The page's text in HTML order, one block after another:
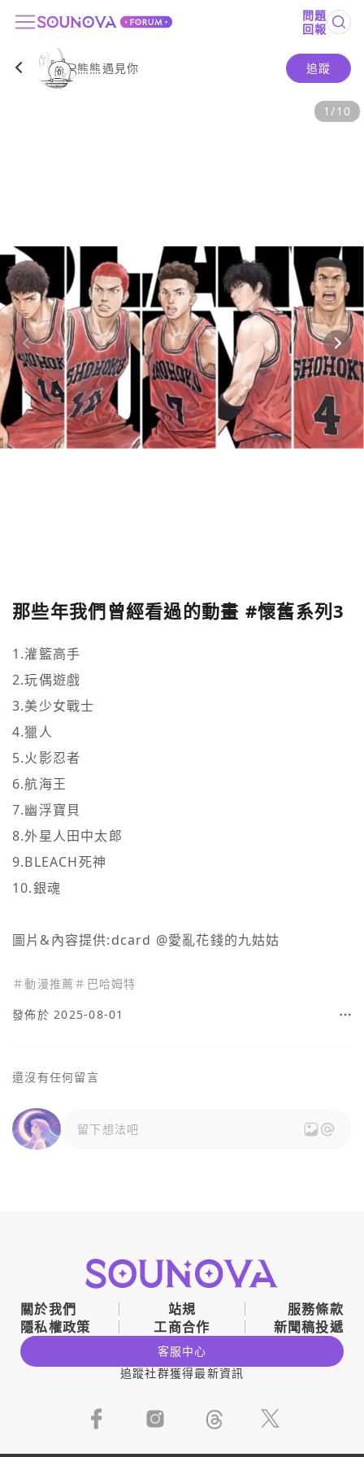
問題
回報
1/10
熊熊遇見你 追蹤
那些年我們曾經看過的動畫 #懷舊系列3
1.灌籃高手
2.玩偶遊戲
3.美少女戰士
4.獵人
5.火影忍者
6.航海王
7.幽浮寶貝
8.外星人田中太郎
9.BLEACH死神
10.銀魂
圖片&內容提供:dcard @愛亂花錢的九姑姑
＃動漫推薦 ＃ 巴哈姆特
發佈於 2025-08-01
還沒有任何留言
留下想法吧
關於我們 站規
服務條款
隱私權政策
工商合作 新聞稿投遞
客服中心
追蹤社群獲得最新資訊